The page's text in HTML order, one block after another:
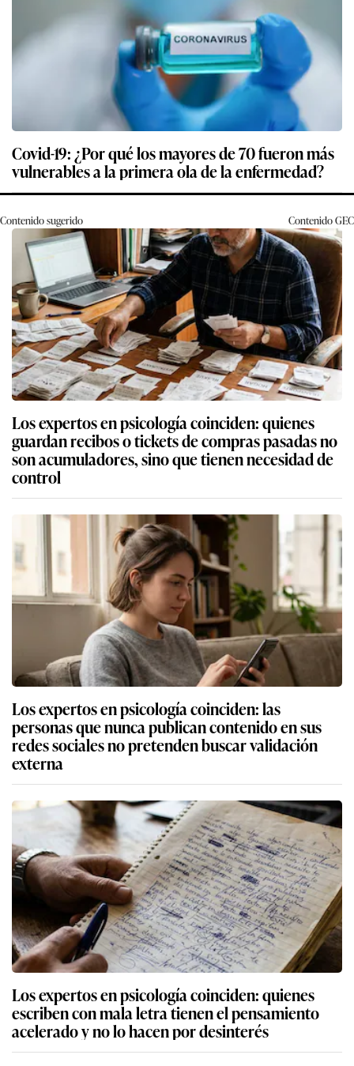
Covid-19: ¿Por qué los mayores de 70 fueron más
vulnerables a la primera ola de la enfermedad?
Contenido sugerido ContenidoGEC
Los expertos en psicología coinciden: quienes
guardan recibos o tickets de compras pasadas no
son acumuladores, sino que tienen necesidad de
control
Los expertos en psicología coinciden: las
personas que nunca publican contenido en sus
redes sociales no pretenden buscar validación
externa
Los expertos en psicología coinciden: quienes
escriben con mala letra tienen el pensamiento
acelerado y no lo hacen por desinterés